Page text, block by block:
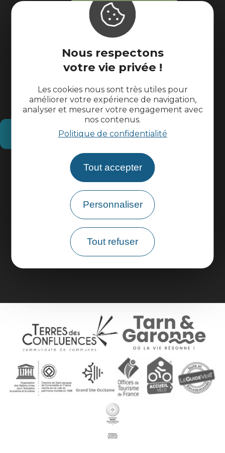
Nous respectons
votre vie privée !
Les cookies nous sont très utiles pour
améliorer votre expérience de navigation,
analyser et mesurer votre engagement avec
nos contenus.
Politique de confidentialité
Tout accepter
Personnaliser
Tout refuser
Comment venir ?
Informations pratiques
Espace groupes
Brochures